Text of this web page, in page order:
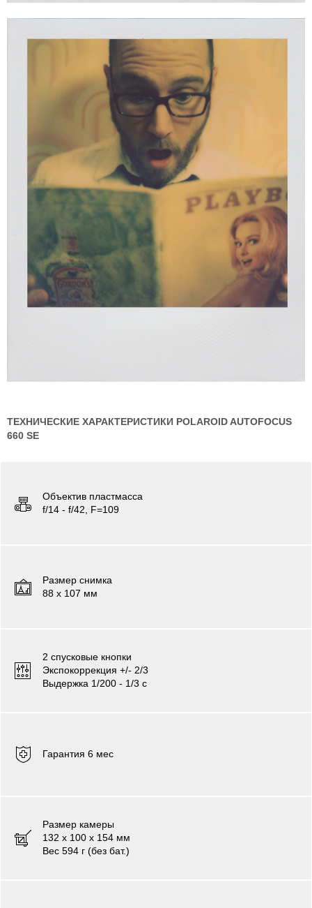
ТЕХНИЧЕСКИЕ ХАРАКТЕРИСТИКИ POLAROID AUTOFOCUS
660 SE
Объектив пластмасса
f/14 - f/42, F=109
Размер снимка
88 х 107 мм
2 cпусковые кнопки
Экспокоррекция +/- 2/3
Выдержка 1/200 - 1/3 c
Гарантия 6 мес
Размер камеры
132 х 100 х 154 мм
Вес 594 г (без бат.)